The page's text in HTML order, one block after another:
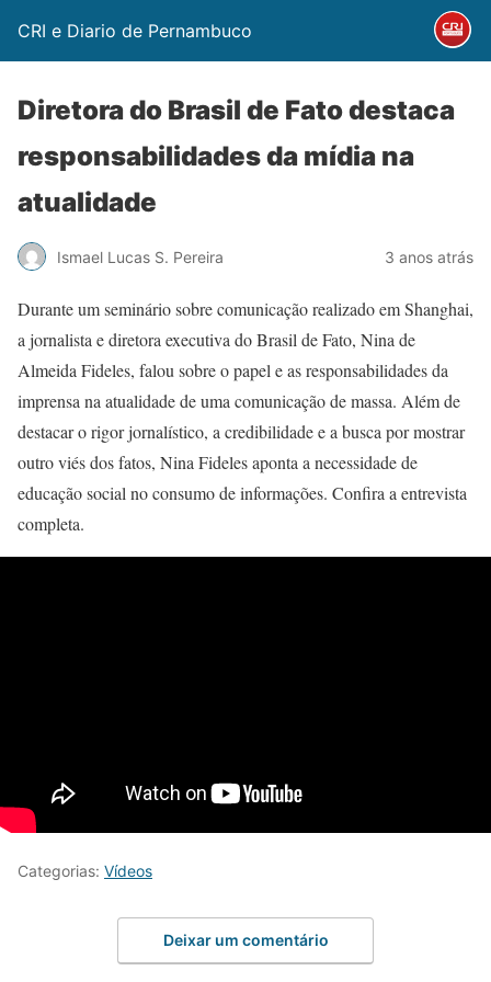
CRI e Diario de Pernambuco
Diretora do Brasil de Fato destaca
responsabilidades da mídia na
atualidade
Ismael Lucas S. Pereira 3 anos atrás
Durante um seminário sobre comunicação realizado em Shanghai,
a jornalista e diretora executiva do Brasil de Fato, Nina de
Almeida Fideles, falou sobre o papel e as responsabilidades da
imprensa na atualidade de uma comunicação de massa. Além de
destacar o rigor jornalístico, a credibilidade e a busca por mostrar
outro viés dos fatos, Nina Fideles aponta a necessidade de
educação social no consumo de informações. Confira a entrevista
completa.
Categorias: Vídeos
Deixar um comentário